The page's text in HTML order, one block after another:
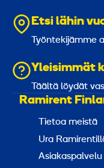
Etsi lähin
Työntekijämme
Yleisimmät
Täältä löydät
Ramirent
Tietoa meistä
Ura
Asiakaspalvelu